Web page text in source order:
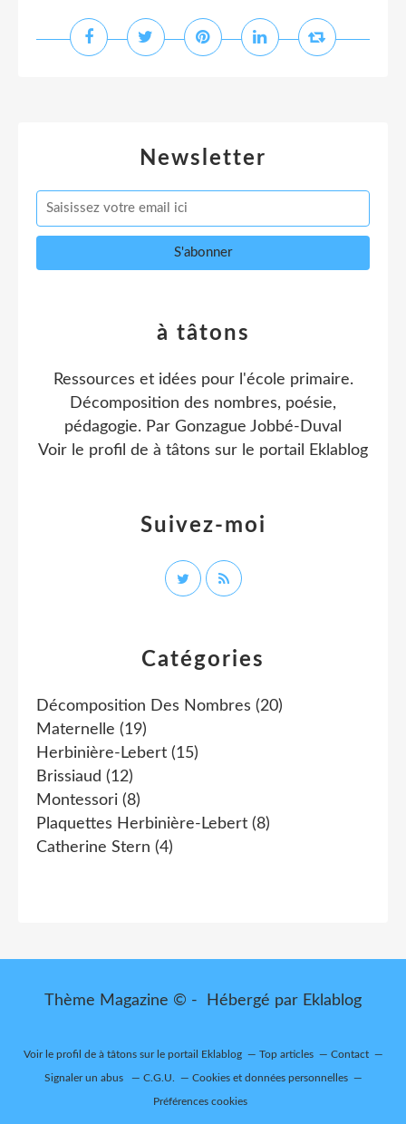
Newsletter
Catégories
Décomposition Des Nombres (20)
Maternelle (19)
Herbinière-Lebert (15)
Brissiaud (12)
Montessori (8)
Plaquettes Herbinière-Lebert (8)
Catherine Stern (4)
à tâtons
Ressources et idées pour l'école primaire.
Décomposition des nombres, poésie,
pédagogie. Par Gonzague Jobbé-Duval
Voir le profil de à tâtons sur le portail Eklablog
Suivez-moi
Thème Magazine © - Hébergé par Eklablog
Voir le profil de à tâtonssur le portail Eklablog Top articles Contact
Signaler un abus C.G.U. Cookies et données personnelles
Préférences cookies